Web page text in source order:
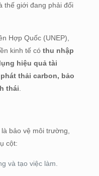
thế giới đang phải đối
Hợp Quốc (UNEP),
kinh tế có thu nhập
hiệu quả tài
thải carbon, bảo
thái
bảo vệ môi trường,
cột:
và tạo việc làm.